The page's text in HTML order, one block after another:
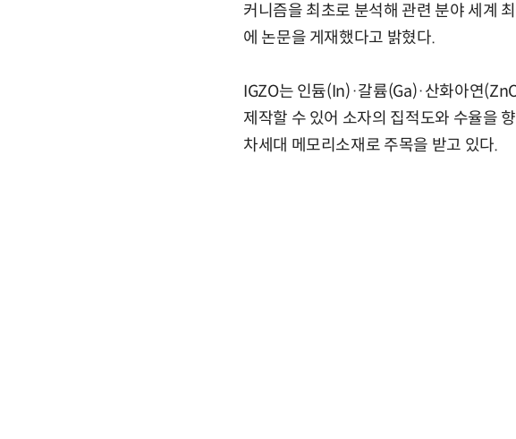
커니즘을 최초로 분석해 관련 분야 세계
에 논문을 게재했다고 밝혔다.
IGZO는 인듐(In)·갈륨(Ga)·산화아연
제작할 수 있어 소자의 집적도와 수율을
차세대 메모리소재로 주목을 받고 있다.